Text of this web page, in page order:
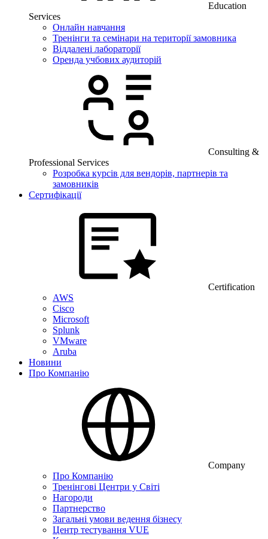
Education
Services
Онлайн навчання
Тренінги та семінари на території замовника
Віддалені лабораторії
Оренда учбових аудиторій
Consulting &
Professional Services
Розробка курсів для вендорів, партнерів та
замовників
Сертифікації
Certification
AWS
Cisco
Microsoft
Splunk
VMware
Aruba
Новини
Про Компанію
Company
Про Компанію
Тренінгові Центри у Світі
Нагороди
Партнерство
Загальні умови ведення бізнесу
Центр тестування VUE